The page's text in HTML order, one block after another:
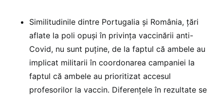
Similitudinile dintre Portugalia și România, țări
aflate la poli opuși în privința vaccinării anti-
Covid, nu sunt puține, de la faptul că ambele au
implicat militarii în coordonarea campaniei la
faptul că ambele au prioritizat accesul
profesorilor la vaccin. Diferențele în rezultate se